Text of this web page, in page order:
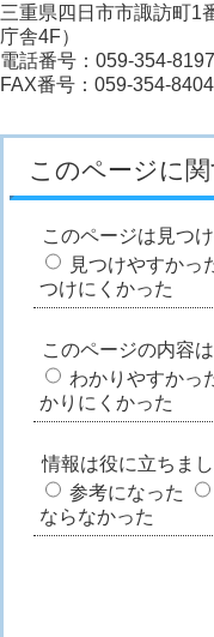
三重県四日市市諏訪町1
庁舎4F）
電話番号：059-354-8197
FAX番号：059-354-8404
このページに
このページは見つ
見つけやすかっ
つけにくかった
このページの内容
わかりやすかっ
かりにくかった
情報は役に立ちま
参考になった
ならなかった